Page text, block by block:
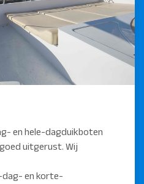
en hele-dagduikboten
uitgerust. Wij
dag- en korte-